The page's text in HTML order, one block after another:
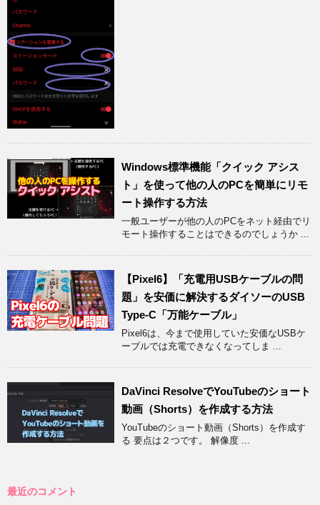
Windows標準機能「クイック アシス
ト」を使って他の人のPCを簡単にリモ
ート操作する方法
一般ユーザーが他の人のPCをネット経由でリ
モート操作することはできるのでしょうか ...
【Pixel6】「充電用USBケーブルの問
題」を安価に解決するダイソーのUSB
Type-C「万能ケーブル」
Pixel6は、今まで使用していた安価なUSBケ
ーブルでは充電できなくなってしま ...
DaVinci ResolveでYouTubeのショート
動画（Shorts）を作成する方法
YouTubeのショート動画（Shorts）を作成す
る 要点は２つです。 解像度 ...
最近のコメント